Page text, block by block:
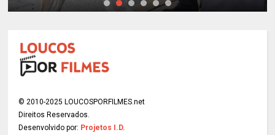
© 2010-2025 LOUCOSPORFILMES.net
Direitos Reservados.
Desenvolvido por: Projetos I.D.